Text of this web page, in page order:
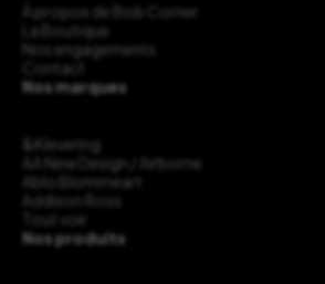
À propos de Bob Corner
La Boutique
Nos engagements
Contact
Nos marques
&Klevering
AA New Design / Airborne
Ablo Blommeart
Addison Ross
Tout voir
Nos produits